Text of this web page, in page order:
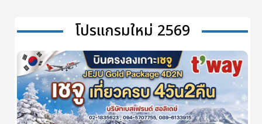
โปรแกรมใหม่ 2569